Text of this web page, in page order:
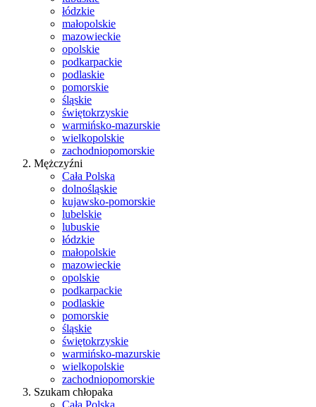
łódzkie
małopolskie
mazowieckie
opolskie
podkarpackie
podlaskie
pomorskie
śląskie
świętokrzyskie
warmińsko-mazurskie
wielkopolskie
zachodniopomorskie
Mężczyźni
Cała Polska
dolnośląskie
kujawsko-pomorskie
lubelskie
lubuskie
łódzkie
małopolskie
mazowieckie
opolskie
podkarpackie
podlaskie
pomorskie
śląskie
świętokrzyskie
warmińsko-mazurskie
wielkopolskie
zachodniopomorskie
Szukam chłopaka
Cała Polska